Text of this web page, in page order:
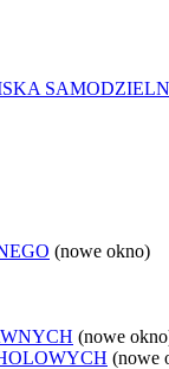
(nowe okno)
(nowe
(nowe